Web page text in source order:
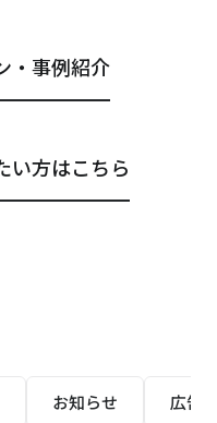
・事例紹介
い方はこちら
お知らせ 広告